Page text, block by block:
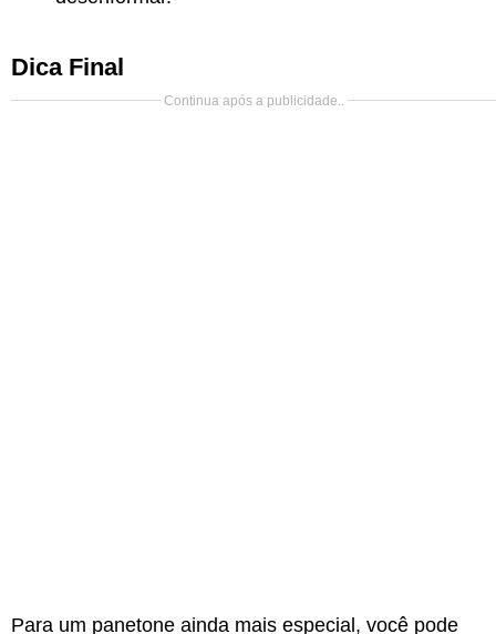
Dica Final
Continua após a publicidade..
Para um panetone ainda mais especial, você pode